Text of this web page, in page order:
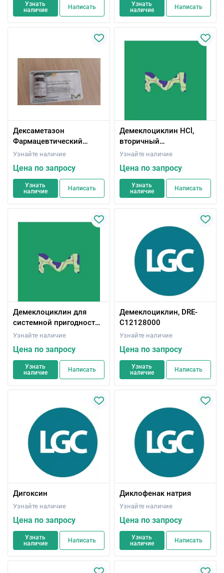
Узнать
наличие
Написать
Узнать
наличие
Написать
Дексаметазон
Фармацевтический
вторичный стандарт;
справочный материал
Узнайте наличие
Цена по запросу
Узнать
наличие
Написать
Демеклоциклин HCl,
вторичный
фармацевтический
Сертифицированный
справочный материал
Узнайте наличие
Цена по запросу
Узнать
наличие
Написать
Демеклоциклин для
системной пригодности,
справочный стандарт
фармакопеи (EP)
Узнайте наличие
Цена по запросу
Узнать
наличие
Написать
Демеклоциклин, DRE-
C12128000
Узнайте наличие
Цена по запросу
Узнать
наличие
Написать
Дигоксин
Узнайте наличие
Цена по запросу
Узнать
наличие
Написать
Диклофенак натрия
Узнайте наличие
Цена по запросу
Узнать
наличие
Написать